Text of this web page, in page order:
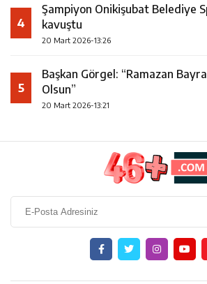
4
Şampiyon Onikişubat Belediye
kavuştu
20 Mart 2026-13:26
5
Başkan Görgel: “Ramazan
Olsun”
20 Mart 2026-13:21